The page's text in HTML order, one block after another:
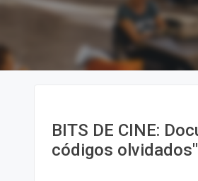
BITS DE CINE:
códigos olvidados"